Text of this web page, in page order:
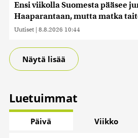
tietoja muihin tietoihin, joita olet
kerätty, kun olet käyttänyt heidän
saatetaan myös siirtää ulkomaille.
Ensi viikolla Suomesta pääsee
Haaparantaan, mutta matka
Uutiset | 8.8.2026 10:44
Näytä lisää
Luetuimmat
Päivä Viikko